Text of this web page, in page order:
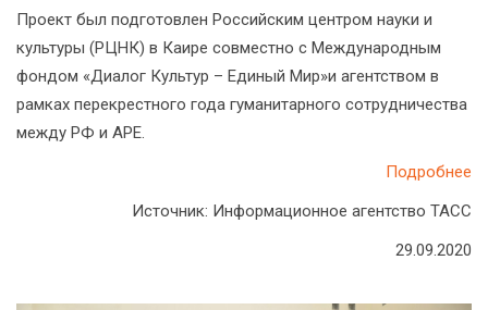
Проект был подготовлен Российским центром науки и
культуры (РЦНК) в Каире совместно с Международным
фондом «Диалог Культур – Единый Мир»и агентством в
рамках перекрестного года гуманитарного сотрудничества
между РФ и АРЕ.
Подробнее
Источник: Информационное агентство ТАСС
29.09.2020